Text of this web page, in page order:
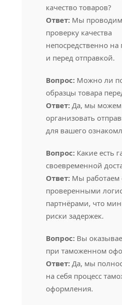
качество товаров?
Ответ:Мы проводим
проверку качества
непосредственно на
и перед отправкой.
Вопрос:Можно ли
образцы товара
Ответ:Да, мы можем
организовать
для вашего
Вопрос:Какие есть
своевременной
Ответ:Мы работаем
проверенными
партнёрами, что
риски задержек.
Вопрос:Вы
при таможенном
Ответ:Да, мы
на себя процесс
оформления.